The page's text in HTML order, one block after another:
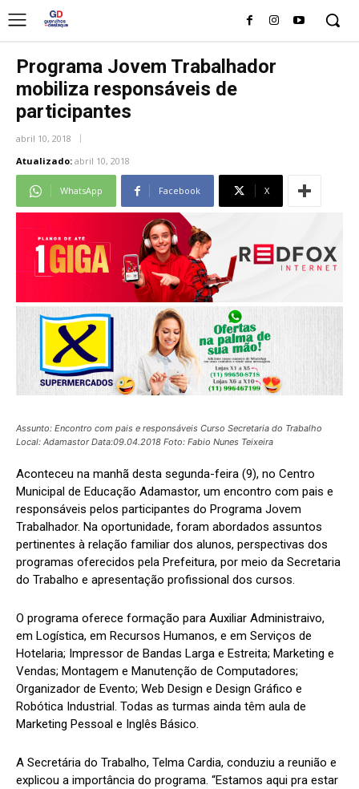
Programa Jovem Trabalhador
mobiliza responsáveis de
participantes
abril 10, 2018
Atualizado: abril 10, 2018
WhatsApp Facebook X
Assunto: Encontro com pais e responsáveis Curso Secretaria do Trabalho
Local: Adamastor Data:09.04.2018 Foto: Fabio Nunes Teixeira
Aconteceu na manhã desta segunda-feira (9), no Centro
Municipal de Educação Adamastor, um encontro com pais e
responsáveis pelos participantes do Programa Jovem
Trabalhador. Na oportunidade, foram abordados assuntos
pertinentes à relação familiar dos alunos, perspectivas dos
programas oferecidos pela Prefeitura, por meio da Secretaria
do Trabalho e apresentação profissional dos cursos.
O programa oferece formação para Auxiliar Administraivo,
em Logística, em Recursos Humanos, e em Serviços de
Hotelaria; Impressor de Bandas Larga e Estreita; Marketing e
Vendas; Montagem e Manutenção de Computadores;
Organizador de Evento; Web Design e Design Gráfico e
Robótica Industrial. Todas as turmas ainda têm aula de
Marketing Pessoal e Inglês Básico.
A Secretária do Trabalho, Telma Cardia, conduziu a reunião e
explicou a importância do programa. “Estamos aqui pra estar